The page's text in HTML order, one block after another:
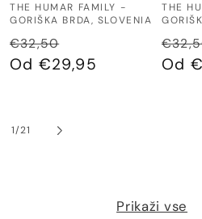
Ponudnik:
THE HUMAR FAMILY -
GORIŠKA BRDA, SLOVENIA
Redna
cena
€32,50
cena
Od €29,95
THE
cena
Od
1/od
21
Prikaži vse